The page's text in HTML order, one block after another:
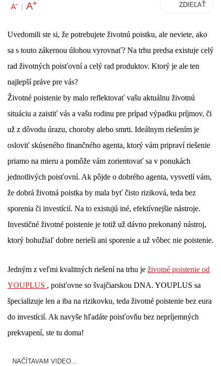
A- | A+ ZDIEĽAŤ
Uvedomili ste si, že potrebujete životnú poistku, ale neviete, ako
sa s touto zákernou úlohou vyrovnať? Na trhu predsa existuje celý
rad životných poisťovní a celý rad produktov. Ktorý je ale ten
najlepší práve pre vás?
Životné poistenie by malo reflektovať vašu aktuálnu životnú
situáciu a zaistiť vás a vašu rodinu pre prípad výpadku príjmov, či
už z dôvodu úrazu, choroby alebo smrti. Ideálnym riešením je
osloviť skúseného finančného agenta, ktorý vám pripraví riešenie
priamo na mieru a pomôže vám zorientovať sa v ponukách
jednotlivých poisťovní. Ak pôjde o dobrého agenta, vysvetlí vám,
že dobrá životná poistka by mala byť čisto riziková, teda bez
sporenia či investícií. Na to existujú iné, efektívnejšie nástroje.
Investičné životné poistenie je totiž už dávno prekonaný nástroj,
ktorý bohužiaľ dobre nerieši ani sporenie a už vôbec nie poistenie.
Jedným z veľmi kvalitných riešení na trhu je životné poistenie od
YOUPLUS , poisťovne so švajčiarskou DNA. YOUPLUS sa
špecializuje len a iba na rizikovku, teda životné poistenie bez eura
do investícií. Ak navyše hľadáte poisťovňu bez nepríjemných
prekvapení, ste tu doma!
NAČÍTAVAM VIDEO...